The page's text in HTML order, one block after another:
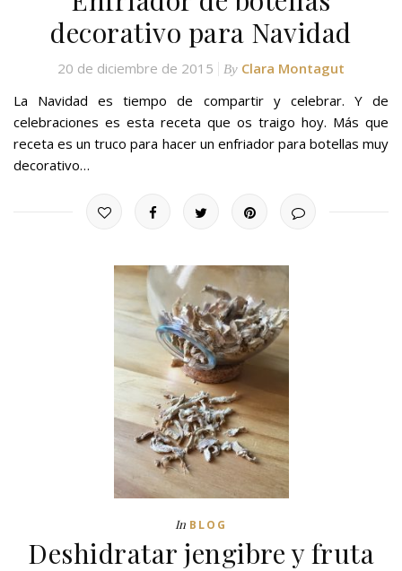
decorativo para Navidad
20 de diciembre de 2015 By Clara Montagut
La Navidad es tiempo de compartir y celebrar. Y de
celebraciones es esta receta que os traigo hoy. Más que
receta es un truco para hacer un enfriador para botellas muy
decorativo…
In BLOG
Deshidratar jengibre y fruta